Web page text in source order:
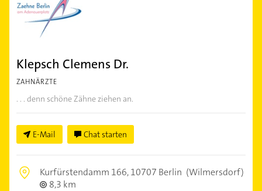
Klepsch Clemens Dr.
ZAHNÄRZTE
. . . denn schöne Zähne ziehen an.
E-Mail Chat starten
Kurfürstendamm 166,10707 Berlin (Wilmersdorf)
8,3 km